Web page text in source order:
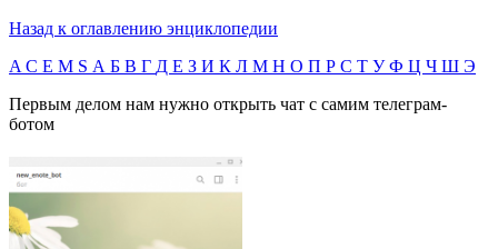
Назад к оглавлению энциклопедии
A C E M S А Б В Г Д Е З И К Л М Н О П Р С Т УФ Ц Ч Ш Э
Первым делом нам нужно открыть чат с самим телеграм-
ботом